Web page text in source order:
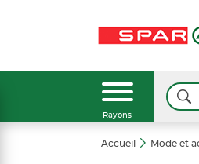
Rayons
Accueil Mode et